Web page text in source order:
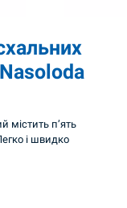
містить п’ять
і швидко